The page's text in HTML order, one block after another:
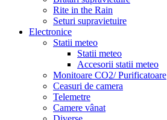
Rite in the Rain
Seturi supravietuire
Electronice
Statii meteo
Statii meteo
Accesorii statii meteo
Monitoare CO2/ Purificatoare
Ceasuri de camera
Telemetre
Camere vânat